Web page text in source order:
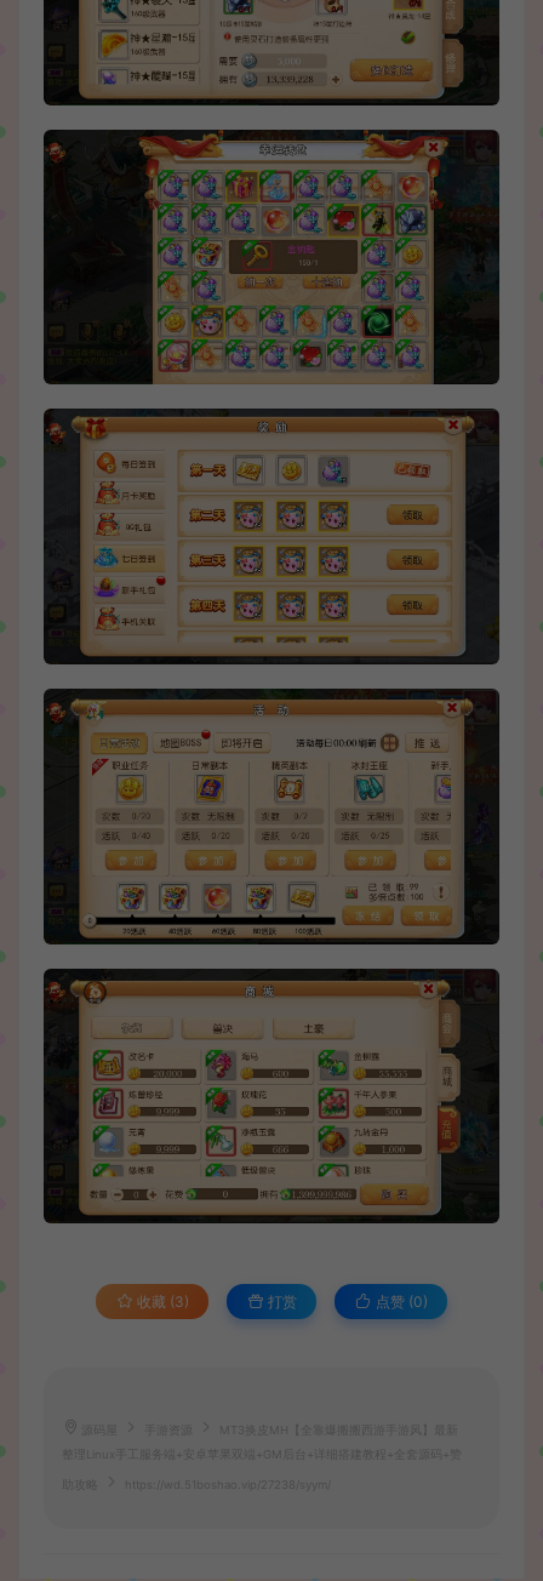
收藏 (3) 打赏 点赞 (0)
手游资源
MT3换皮MH【全靠爆搬搬西游手游风】最新
整理Linux手工服务端+安卓苹果双端+GM后台+详细搭建教程+全套源码+赞
助攻略 https://wd.51boshao.vip/27238/syym/